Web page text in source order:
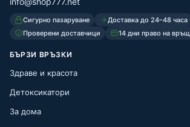
Сигурно пазаруване
Доставка до 24–48 часа
Проверени доставчици
14 дни право на
БЪРЗИ ВРЪЗКИ
Здраве и красота
Детоксикатори
За дома